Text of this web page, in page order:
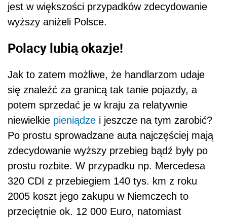
jest w większości przypadków zdecydowanie
wyższy aniżeli Polsce.
Polacy lubią okazje!
Jak to zatem możliwe, że handlarzom udaje
się znaleźć za granicą tak tanie pojazdy, a
potem sprzedać je w kraju za relatywnie
niewielkie pieniądze i jeszcze na tym zarobić?
Po prostu sprowadzane auta najczęściej mają
zdecydowanie wyższy przebieg bądź były po
prostu rozbite. W przypadku np. Mercedesa
320 CDI z przebiegiem 140 tys. km z roku
2005 koszt jego zakupu w Niemczech to
przeciętnie ok. 12 000 Euro, natomiast